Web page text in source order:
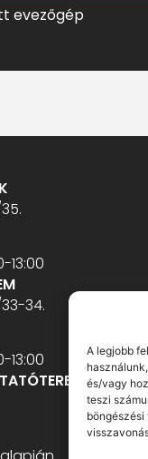
A legjobb
és/vagy
teszi
evezőgép
13:00
34.
13:00